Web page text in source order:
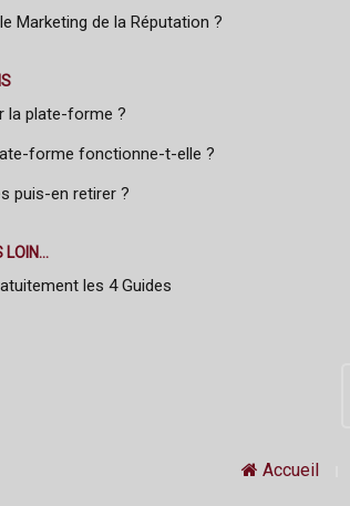
Marketing de la Réputation ?
la plate-forme ?
forme fonctionne-t-elle ?
puis-en retirer ?
LOIN...
les 4 Guides
Accueil